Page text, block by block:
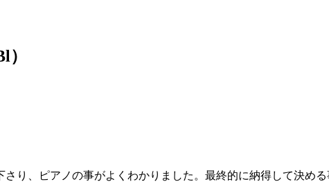
り、ピアノの事がよくわかりました。最終的に納得して決め